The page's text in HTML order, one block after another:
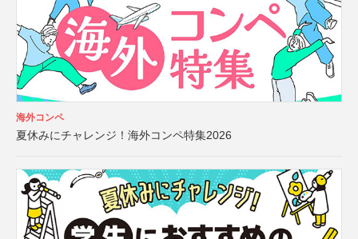
海外コンペ
夏休みにチャレンジ！海外コンペ特集2026